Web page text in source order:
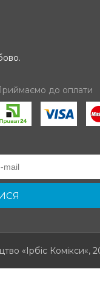
до оплати
«Ірбіс Комікси«,